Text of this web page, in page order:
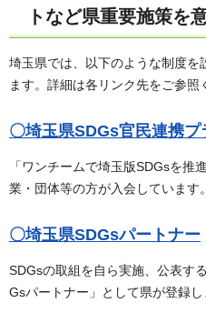
トなど県重要施策を
埼玉県では、以下のような制度
ます。詳細は各リンク先をご参照
〇埼玉県SDGs官民連携プ
「ワンチームで埼玉版SDGsを推
業・団体等の方が入会しています。
〇埼玉県SDGsパートナー
SDGsの取組を自ら実施、公表す
Gsパートナー」として県が登録し